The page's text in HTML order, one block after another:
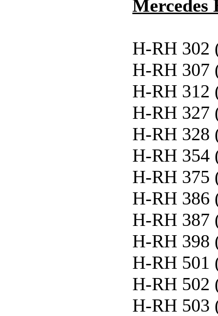
Mercedes
H-RH 302
H-RH 307
H-RH 312
H-RH 327
H-RH 328
H-RH 354
H-RH 375
H-RH 386
H-RH 387
H-RH 398
H-RH 501
H-RH 502
H-RH 503